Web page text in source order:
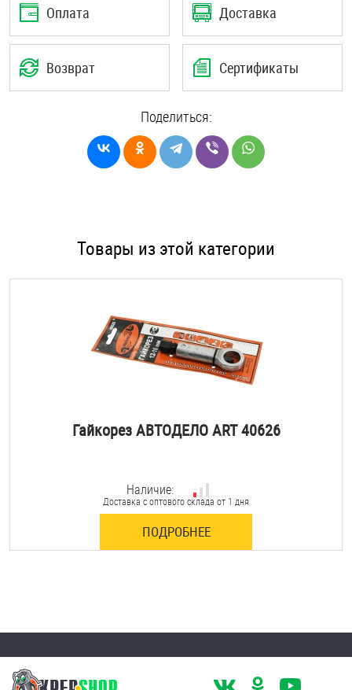
Оплата Доставка
Возврат Сертификаты
Поделиться:
Товары из этой категории
Гайкорез АВТОДЕЛО ART 40626
Наличие:
Доставка с оптового склада от 1 дня
ПОДРОБНЕЕ